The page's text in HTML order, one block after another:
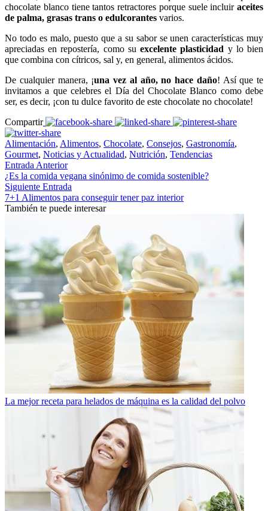
chocolate blanco tiene tantos retractores porque suele incluir aceites
de palma, grasas trans o edulcorantes varios.
No todo es malo, puesto que a su sabor se unen características muy
apreciadas en repostería, como suexcelente plasticidad y lo bien
que combina con cítricos, sal y, en general, alimentos ácidos.
De cualquier manera, ¡una vez al año, no hace daño! Así que te
invitamos a que celebres el Día del Chocolate Blanco como debe
ser, es decir, ¡con tu dulce favorito de este chocolate no chocolate!
Compartir
Alimentación, Alimentos, Chocolate, Consejos, Gastronomía,
Gourmet, Noticias y Actualidad, Nutrición, Tendencias
Entrada Anterior
¿Es la comida vegana sinónimo de comida sostenible?
Siguiente Entrada
7+1 Alimentos para conseguir tener paz interior
También te puede interesar
La mejor receta para helados de máquina es la calidad del polvo